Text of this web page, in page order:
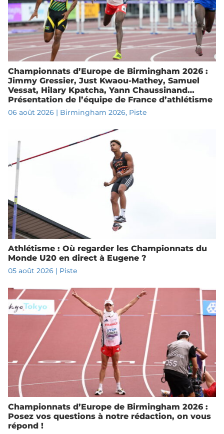
Championnats d’Europe de Birmingham 2026 :
Jimmy Gressier, Just Kwaou-Mathey, Samuel
Vessat, Hilary Kpatcha, Yann Chaussinand…
Présentation de l’équipe de France d’athlétisme
06 août 2026| Birmingham 2026, Piste
Athlétisme : Où regarder les Championnats du
Monde U20 en direct à Eugene ?
05 août 2026| Piste
Championnats d’Europe de Birmingham 2026 :
Posez vos questions à notre rédaction, on vous
répond !